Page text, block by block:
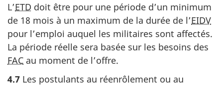
L’ETD doit être pour une période d’un minimum
de 18 mois à un maximum de la durée de l’EIDV
pour l’emploi auquel les militaires sont affectés.
La période réelle sera basée sur les besoins des
FAC au moment de l’offre.
4.7 Les postulants au réenrôlement ou au